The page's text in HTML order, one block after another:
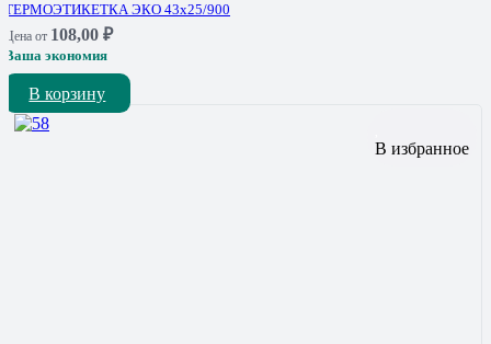
ТЕРМОЭТИКЕТКА ЭКО 43х25/900
Цена от 108,00 ₽
Ваша экономия
В корзину
В избранное